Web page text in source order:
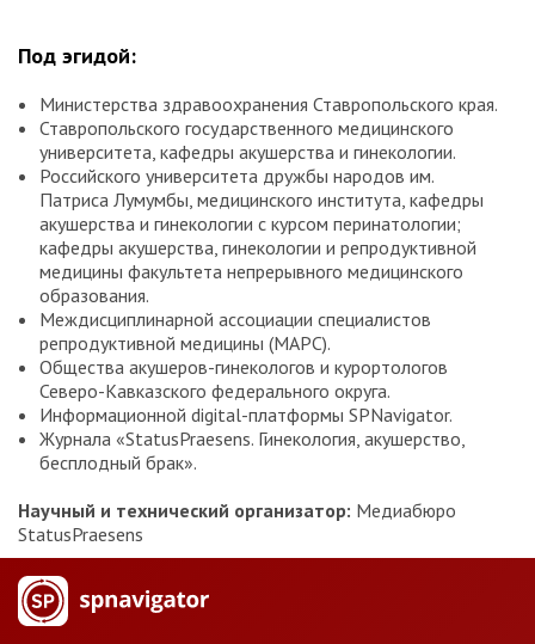
Под эгидой:
Министерства здравоохранения Ставропольского края.
Ставропольского государственного медицинского
университета, кафедры акушерства и гинекологии.
Российского университета дружбы народов им.
Патриса Лумумбы, медицинского института, кафедры
акушерства и гинекологии с курсом перинатологии;
кафедры акушерства, гинекологии и репродуктивной
медицины факультета непрерывного медицинского
образования.
Междисциплинарной ассоциации специалистов
репродуктивной медицины (МАРС).
Общества акушеров-гинекологов и курортологов
Северо-Кавказского федерального округа.
Информационной digital-платформы SPNavigator.
Журнала «StatusPraesens. Гинекология, акушерство,
бесплодный брак».
Научный и технический организатор: Медиабюро
StatusPraesens